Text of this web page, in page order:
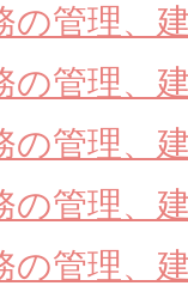
の管理、
の管理、
の管理、
の管理、
の管理、